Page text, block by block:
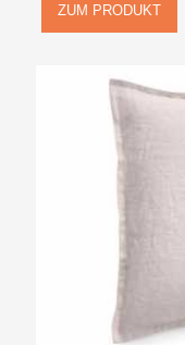
ZUM PRODUKT